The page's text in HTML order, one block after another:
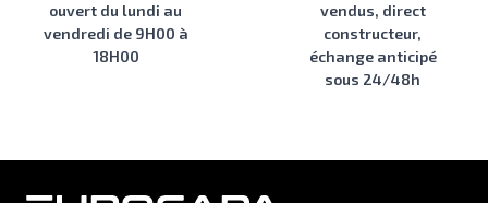
ouvert du lundi au
vendredi de 9H00 à
18H00
vendus, direct
constructeur,
échange anticipé
sous 24/48h